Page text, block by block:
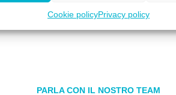
Cookie policyPrivacy policy
i partecipanti dovranno affrontare la
al corso. L’obiettivo che si pone tale
PARLA CON IL NOSTRO TEAM